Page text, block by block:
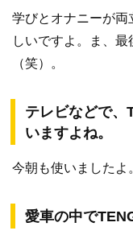
学びとオナニーが両
しいですよ。ま、
（笑）。
テレビなどで、
いますよね。
今朝も使いましたよ
愛車の中で